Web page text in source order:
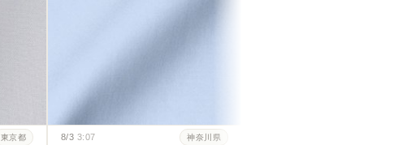
東京都 8/3 3:07 神奈川県